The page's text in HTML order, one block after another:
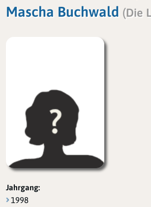
Mascha Buchwald (Die
Jahrgang:
1998